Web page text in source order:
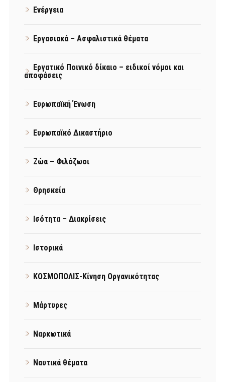
Ενέργεια
Εργασιακά – Ασφαλιστικά θέματα
Εργατικό Ποινικό δίκαιο – ειδικοί νόμοι και
αποφάσεις
Ευρωπαϊκή Ένωση
Ευρωπαϊκό Δικαστήριο
Ζώα – Φιλόζωοι
Θρησκεία
Ισότητα – Διακρίσεις
Ιστορικά
ΚΟΣΜΟΠΟΛΙΣ-Κίνηση Οργανικότητας
Μάρτυρες
Ναρκωτικά
Ναυτικά θέματα